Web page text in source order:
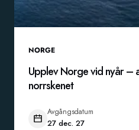
NORGE
Upplev Norge vid nyår –
norrskenet
Avgångsdatum
27 dec. 27